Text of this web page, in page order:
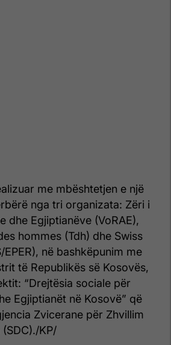
me mbështetjen e një
nga tri organizata: Zëri i
dhe Egjiptianëve (VoRAE),
hommes (Tdh) dhe Swiss
EPER), në bashkëpunim me
të Republikës së Kosovës,
“Drejtësia sociale për
Egjiptianët në Kosovë” që
Zvicerane për Zhvillim
KP/